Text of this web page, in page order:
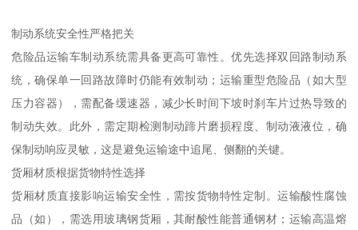
制动系统安全性严格把关​
危险品运输车制动系统需具备更高可靠性。优先选择双回路制动系
统，确保单一回路故障时仍能有效制动；运输重型危险品（如大型
压力容器），需配备缓速器，减少长时间下坡时刹车片过热导致的
制动失效。此外，需定期检测制动蹄片磨损程度、制动液液位，确
保制动响应灵敏，这是避免运输途中追尾、侧翻的关键。​
货厢材质根据货物特性选择​
货厢材质直接影响运输安全性，需按货物特性定制。运输酸性腐蚀
品（如），需选用玻璃钢货厢，其耐酸性能普通钢材；运输高温熔